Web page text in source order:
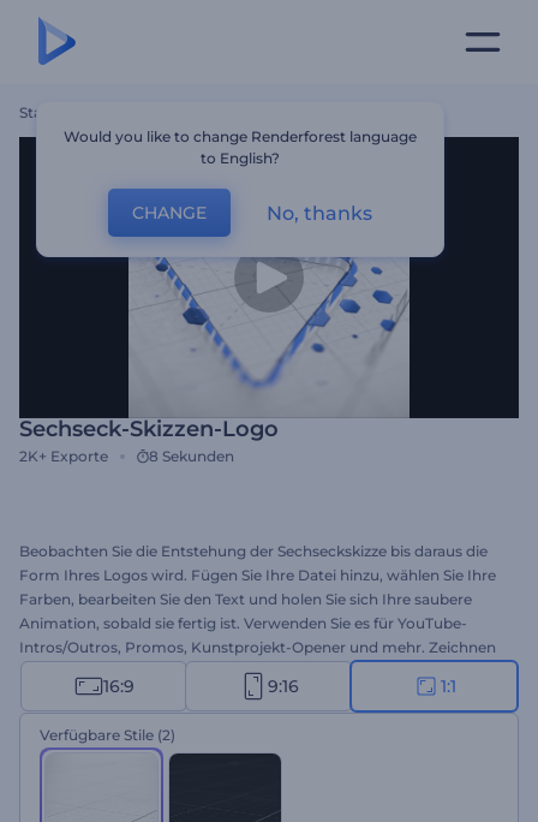
Startseite
Sechseck-Skizzen-Logo
2K+ Exporte 8 Sekunden
Beobachten Sie die Entstehung der Sechseckskizze bis daraus die
Form Ihres Logos wird. Fügen Sie Ihre Datei hinzu, wählen Sie Ihre
Farben, bearbeiten Sie den Text und holen Sie sich Ihre saubere
Animation, sobald sie fertig ist. Verwenden Sie es für YouTube-
Intros/Outros, Promos, Kunstprojekt-Opener und mehr. Zeichnen
Sie sich noch heute Ihren Weg zu einem starken Branding!
16:9 9:16 1:1
Verfügbare Stile (2)
Would you like to change Renderforest language
to English?
CHANGE No, thanks